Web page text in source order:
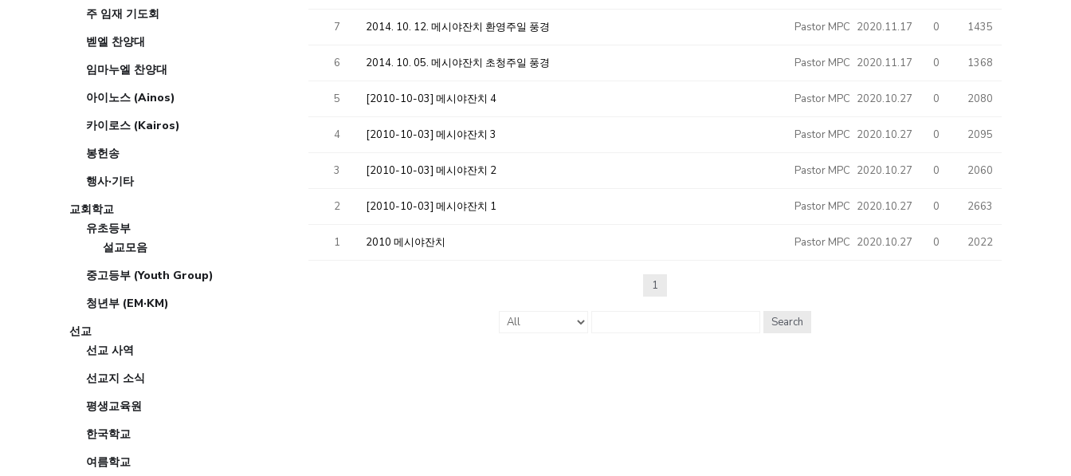
7 2014. 10. 12. 메시야잔치 환영주일 풍경 Pastor MPC 2020.11.17 0 1435
6 2014. 10. 05. 메시야잔치 초청주일 풍경 Pastor MPC 2020.11.17 0 1368
5 [2010-10-03] 메시야잔치 4 Pastor MPC 2020.10.27 0 2080
4 [2010-10-03] 메시야잔치 3 Pastor MPC 2020.10.27 0 2095
3 [2010-10-03] 메시야잔치 2 Pastor MPC 2020.10.27 0 2060
2 [2010-10-03] 메시야잔치 1 Pastor MPC 2020.10.27 0 2663
1 2010 메시야잔치 Pastor MPC 2020.10.27 0 2022
1
Search
주 임재 기도회
벧엘 찬양대
임마누엘 찬양대
아이노스 (Ainos)
카이로스 (Kairos)
봉헌송
행사·기타
교회학교
유초등부
설교모음
중고등부 (Youth Group)
청년부 (EM·KM)
선교
선교 사역
선교지 소식
평생교육원
한국학교
여름학교